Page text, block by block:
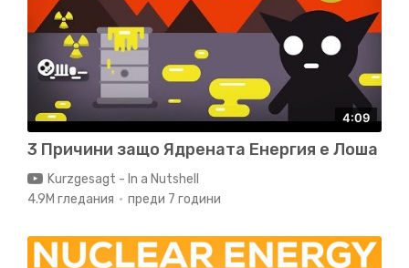
4:09
3 Причини защо Ядрената Енергия е Лоша
Kurzgesagt - In a Nutshell
4.9M гледания
преди 7 години